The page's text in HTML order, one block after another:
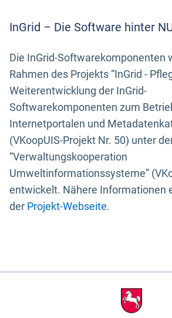
InGrid – Die Software hinter
Die InGrid-Softwarekomponenten
Rahmen des Projekts “InGrid -
Weiterentwicklung der InGrid-
Softwarekomponenten zum
Internetportalen und
(VKoopUIS-Projekt Nr. 50) unter
“Verwaltungskooperation
Umweltinformationssysteme”
entwickelt. Nähere Informationen
der Projekt-Webseite.